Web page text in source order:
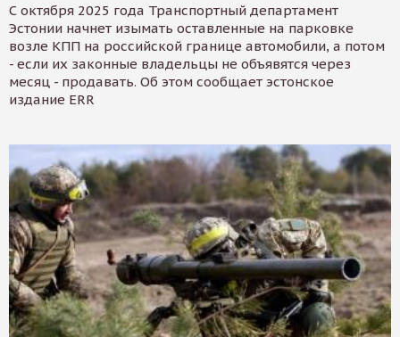
С октября 2025 года Транспортный департамент
Эстонии начнет изымать оставленные на парковке
возле КПП на российской границе автомобили, а потом
- если их законные владельцы не объявятся через
месяц - продавать. Об этом сообщает эстонское
издание ERR